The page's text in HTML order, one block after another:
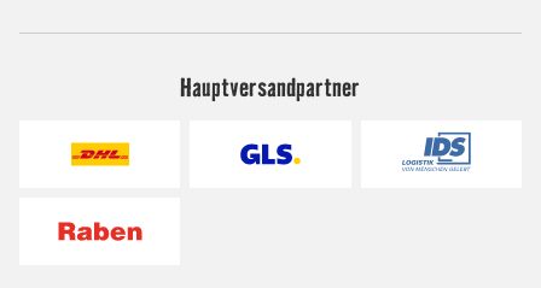
Hauptversandpartner